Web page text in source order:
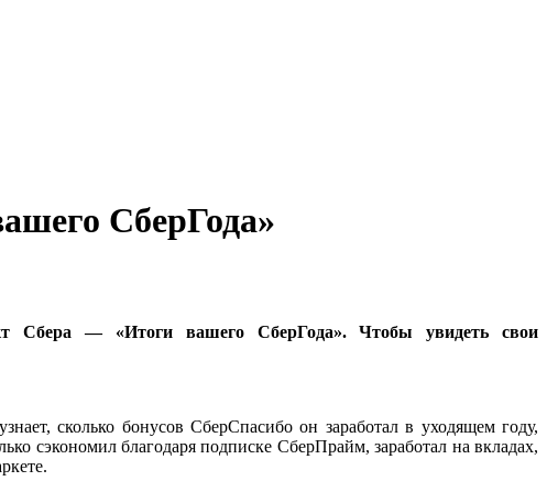
СберГода»
Сбера — «Итоги вашего СберГода». Чтобы увидеть свои
сколько бонусов СберСпасибо он заработал в уходящем году,
сэкономил благодаря подписке СберПрайм, заработал на вкладах,